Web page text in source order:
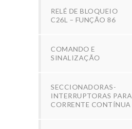
RELÉ DE BLOQUEIO
C26L – FUNÇÃO 86
COMANDO E
SINALIZAÇÃO
SECCIONADORAS-
INTERRUPTORAS PARA
CORRENTE CONTÍNUA